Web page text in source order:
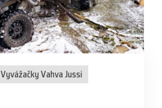
Vyvážačky Vahva Jussi